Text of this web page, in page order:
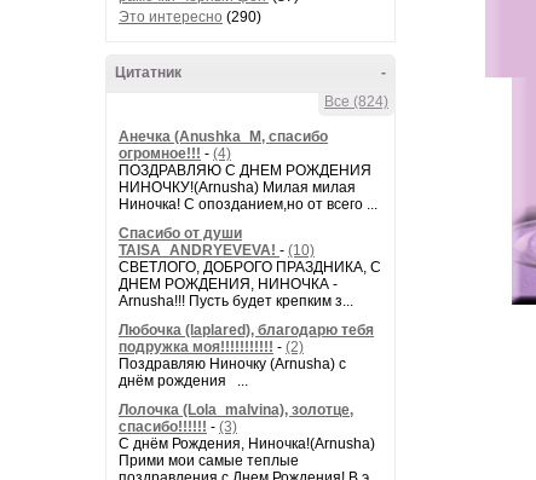
Это интересно (290)
-
Цитатник
Все (824)
Анечка (Anushka_M, спасибо
огромное!!! - (4)
ПОЗДРАВЛЯЮ С ДНЕМ РОЖДЕНИЯ
НИНОЧКУ!(Arnusha) Милая милая
Ниночка! С опозданием,но от всего ...
Спасибо от души
TAISA_ANDRYEVEVA! - (10)
СВЕТЛОГО, ДОБРОГО ПРАЗДНИКА, С
ДНЕМ РОЖДЕНИЯ, НИНОЧКА -
Arnusha!!! Пусть будет крепким з...
Любочка (laplared), благодарю тебя
подружка моя!!!!!!!!!!! - (2)
Поздравляю Ниночку (Arnusha) с
днём рождения ...
Лолочка (Lola_malvina), золотце,
спасибо!!!!!! - (3)
С днём Рождения, Ниночка!(Аrnusha)
Прими мои самые теплые